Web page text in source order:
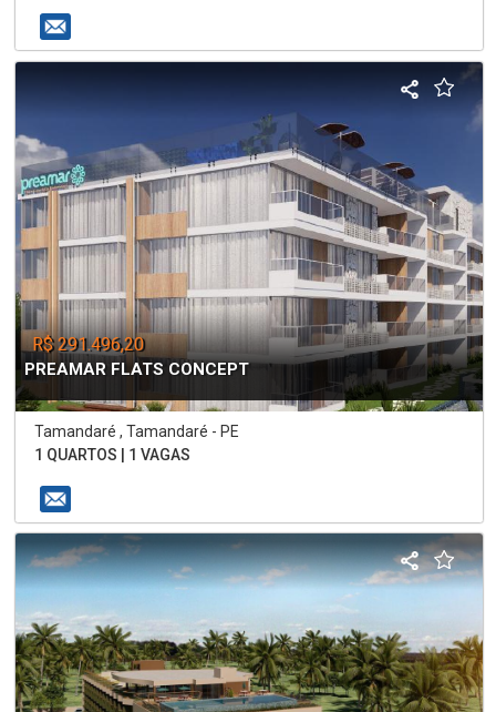
R$ 291.496,20
PREAMAR FLATS CONCEPT
Tamandaré , Tamandaré - PE
1 QUARTOS | 1 VAGAS